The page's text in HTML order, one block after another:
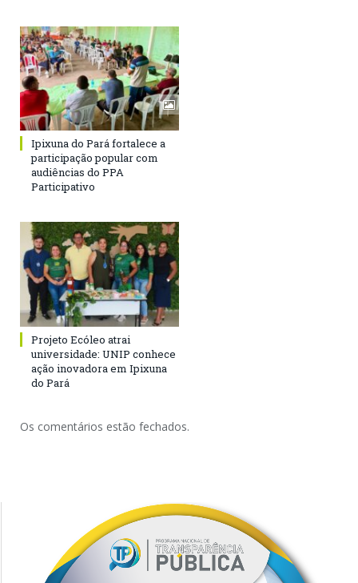
Ipixuna do Pará fortalece a
participação popular com
audiências do PPA
Participativo
Projeto Ecóleo atrai
universidade: UNIP conhece
ação inovadora em Ipixuna
do Pará
Os comentários estão fechados.